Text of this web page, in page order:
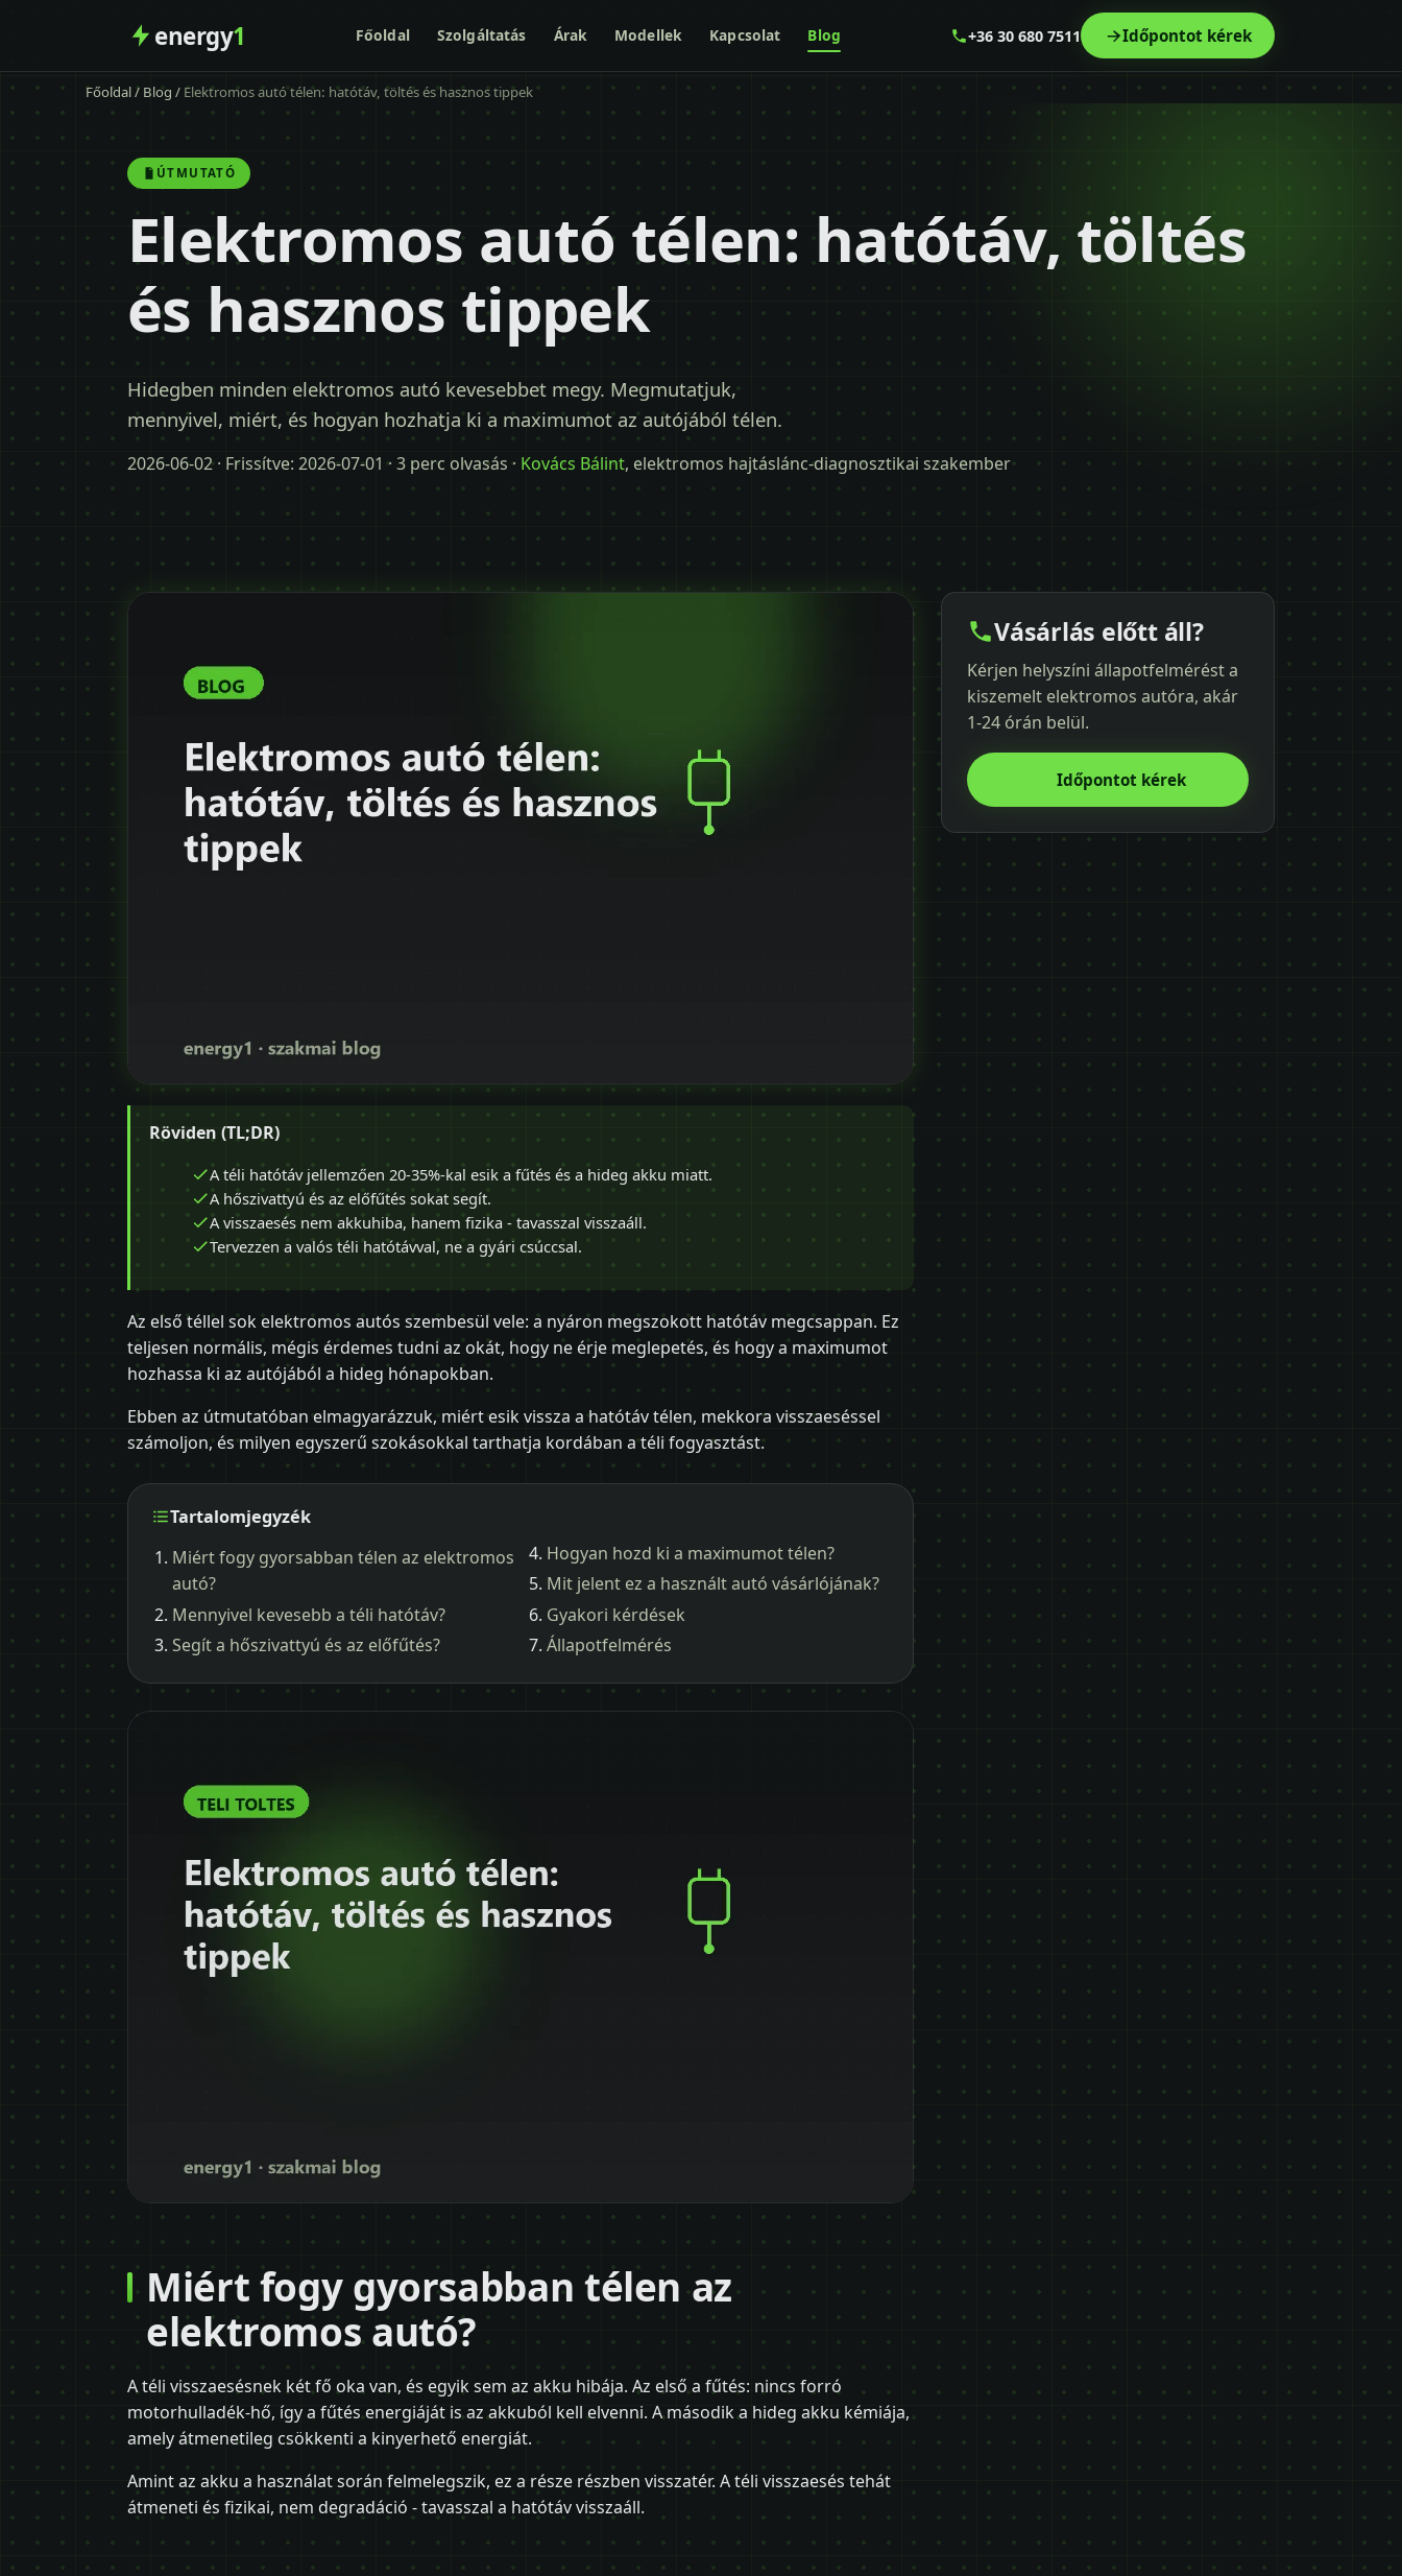
energy1 Főoldal Szolgáltatás Árak Modellek Kapcsolat Blog +36 30 680 7511 Időpontot kérek
Főoldal/ Blog / Elektromos autó télen: hatótáv, töltés és hasznos tippek
ÚTMUTATÓ
Elektromos autó télen: hatótáv, töltés
és hasznos tippek
Hidegben minden elektromos autó kevesebbet megy. Megmutatjuk,
mennyivel, miért, és hogyan hozhatja ki a maximumot az autójából télen.
2026-06-02· Frissítve: 2026-07-01 · 3 perc olvasás · Kovács Bálint, elektromos hajtáslánc-diagnosztikai szakember
Röviden (TL;DR)
A téli hatótáv jellemzően 20-35%-kal esik a fűtés és a hideg akku miatt.
A hőszivattyú és az előfűtés sokat segít.
A visszaesés nem akkuhiba, hanem fizika - tavasszal visszaáll.
Tervezzen a valós téli hatótávval, ne a gyári csúccsal.
Az első téllel sok elektromos autós szembesül vele: a nyáron megszokott hatótáv megcsappan. Ez
teljesen normális, mégis érdemes tudni az okát, hogy ne érje meglepetés, és hogy a maximumot
hozhassa ki az autójából a hideg hónapokban.
Ebben az útmutatóban elmagyarázzuk, miért esik vissza a hatótáv télen, mekkora visszaeséssel
számoljon, és milyen egyszerű szokásokkal tarthatja kordában a téli fogyasztást.
Tartalomjegyzék
Miért fogy gyorsabban télen az elektromos
autó?
Mennyivel kevesebb a téli hatótáv?
Segít a hőszivattyú és az előfűtés?
Hogyan hozd ki a maximumot télen?
Mit jelent ez a használt autó vásárlójának?
Gyakori kérdések
Állapotfelmérés
Miért fogy gyorsabban télen az
elektromos autó?
A téli visszaesésnek két fő oka van, és egyik sem az akku hibája. Az első a fűtés: nincs forró
motorhulladék-hő, így a fűtés energiáját is az akkuból kell elvenni. A második a hideg akku kémiája,
amely átmenetileg csökkenti a kinyerhető energiát.
Amint az akku a használat során felmelegszik, ez a része részben visszatér. A téli visszaesés tehát
átmeneti és fizikai, nem degradáció - tavasszal a hatótáv visszaáll.
Vásárlás előtt áll?
Kérjen helyszíni állapotfelmérést a
kiszemelt elektromos autóra, akár
1-24 órán belül.
Időpontot kérek